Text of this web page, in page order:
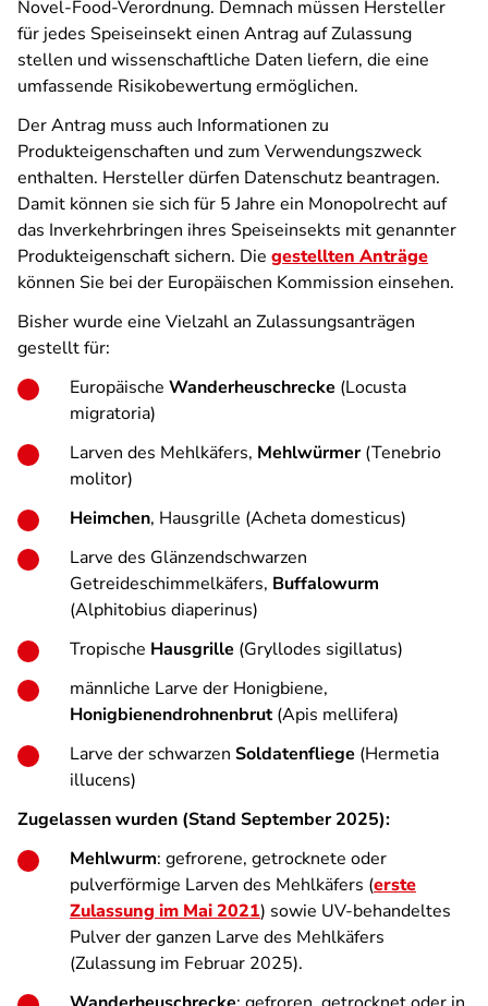
Novel-Food-Verordnung. Demnach müssen Hersteller
für jedes Speiseinsekt einen Antrag auf Zulassung
stellen und wissenschaftliche Daten liefern, die eine
umfassende Risikobewertung ermöglichen.
Der Antrag muss auch Informationen zu
Produkteigenschaften und zum Verwendungszweck
enthalten. Hersteller dürfen Datenschutz beantragen.
Damit können sie sich für 5 Jahre ein Monopolrecht auf
das Inverkehrbringen ihres Speiseinsekts mit genannter
Produkteigenschaft sichern. Die gestellten Anträge
können Sie bei der Europäischen Kommission einsehen.
Bisher wurde eine Vielzahl an Zulassungsanträgen
gestellt für:
Europäische Wanderheuschrecke (Locusta
migratoria)
Larven des Mehlkäfers, Mehlwürmer(Tenebrio
molitor)
Heimchen, Hausgrille (Acheta domesticus)
Larve des Glänzendschwarzen
Getreideschimmelkäfers, Buffalowurm
(Alphitobius diaperinus)
Tropische Hausgrille (Gryllodes sigillatus)
männliche Larve der Honigbiene,
Honigbienendrohnenbrut(Apis mellifera)
Larve der schwarzen Soldatenfliege (Hermetia
illucens)
Zugelassen wurden (Stand September 2025):
Mehlwurm: gefrorene, getrocknete oder
pulverförmige Larven des Mehlkäfers (erste
Zulassung im Mai 2021) sowie UV-behandeltes
Pulver der ganzen Larve des Mehlkäfers
(Zulassung im Februar 2025).